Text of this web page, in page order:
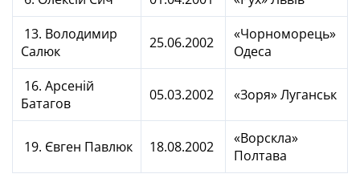
13. Володимир
Салюк
25.06.2002
«Чорноморець»
Одеса
16. Арсеній
Батагов
05.03.2002 «Зоря» Луганськ
19. Євген Павлюк 18.08.2002
«Ворскла»
Полтава